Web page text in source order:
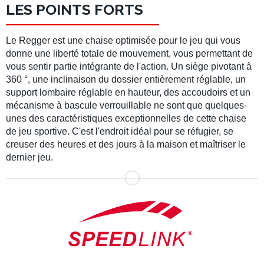
LES POINTS FORTS
Le Regger est une chaise optimisée pour le jeu qui vous
donne une liberté totale de mouvement, vous permettant de
vous sentir partie intégrante de l'action. Un siège pivotant à
360 °, une inclinaison du dossier entièrement réglable, un
support lombaire réglable en hauteur, des accoudoirs et un
mécanisme à bascule verrouillable ne sont que quelques-
unes des caractéristiques exceptionnelles de cette chaise
de jeu sportive. C'est l'endroit idéal pour se réfugier, se
creuser des heures et des jours à la maison et maîtriser le
dernier jeu.